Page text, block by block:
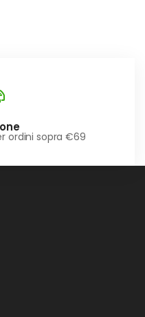
ordini sopra €69